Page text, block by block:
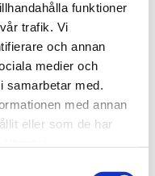
funktioner
trafik. Vi
och annan
medier och
samarbetar med.
med annan
eller som de har
595kr
Lägg